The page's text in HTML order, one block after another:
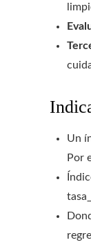
Un
Por